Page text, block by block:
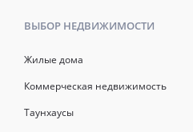
Акции
Новости
ВЫБОР НЕДВИЖИМОСТИ
Жилые дома
Коммерческая недвижимость
Таунхаусы